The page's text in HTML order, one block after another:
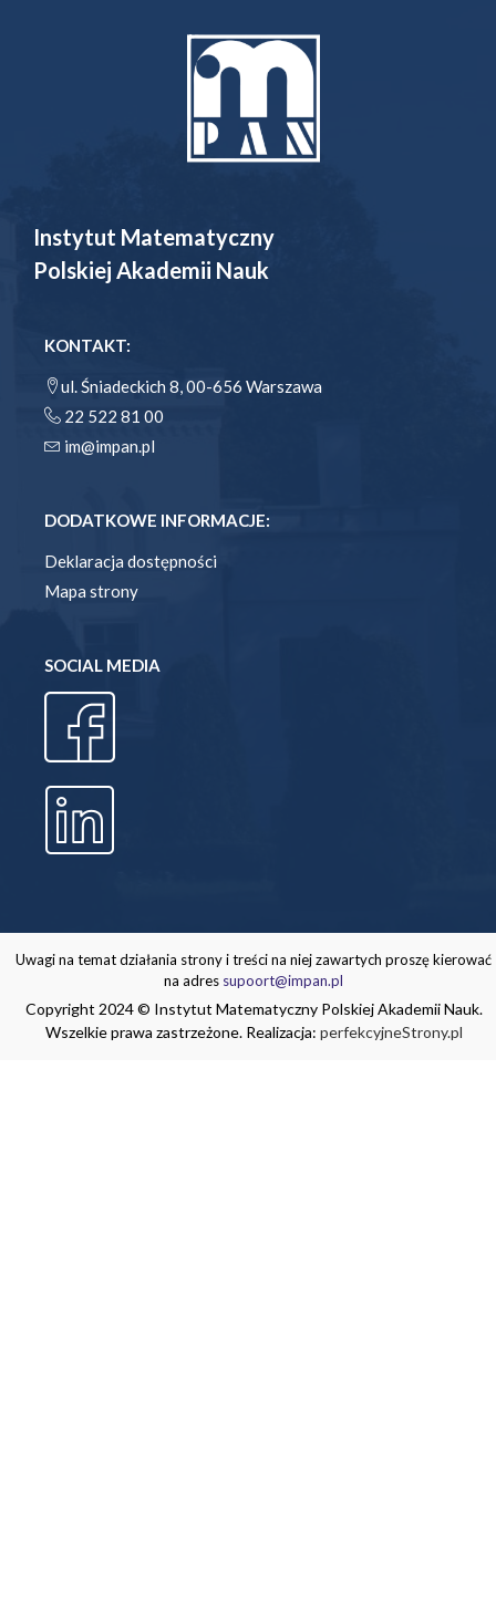
Instytut Matematyczny
Polskiej Akademii Nauk
KONTAKT:
ul. Śniadeckich 8, 00-656 Warszawa
22 522 81 00
im@impan.pl
DODATKOWE INFORMACJE:
Deklaracja dostępności
Mapa strony
SOCIAL MEDIA
Uwagi na temat działania strony i treści na niej zawartych proszę kierować
na adres supoort@impan.pl
Copyright 2024 © Instytut Matematyczny Polskiej Akademii Nauk.
Wszelkie prawa zastrzeżone. Realizacja: perfekcyjneStrony.pl